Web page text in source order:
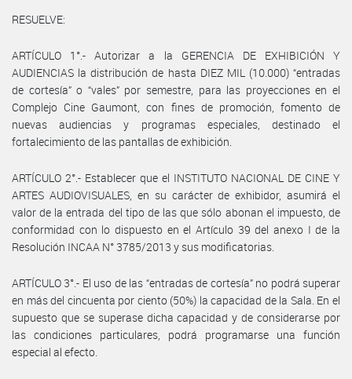
RESUELVE:
ARTÍCULO 1°.- Autorizar a la GERENCIA DE EXHIBICIÓN Y
AUDIENCIAS la distribución de hasta DIEZ MIL (10.000) “entradas
de cortesía” o “vales” por semestre, para las proyecciones en el
Complejo Cine Gaumont, con fines de promoción, fomento de
nuevas audiencias y programas especiales, destinado el
fortalecimiento de las pantallas de exhibición.
ARTÍCULO 2°.- Establecer que el INSTITUTO NACIONAL DE CINE Y
ARTES AUDIOVISUALES, en su carácter de exhibidor, asumirá el
valor de la entrada del tipo de las que sólo abonan el impuesto, de
conformidad con lo dispuesto en el Artículo 39 del anexo I de la
Resolución INCAA N° 3785/2013 y sus modificatorias.
ARTÍCULO 3°.- El uso de las “entradas de cortesía” no podrá superar
en más del cincuenta por ciento (50%) la capacidad de la Sala. En el
supuesto que se superase dicha capacidad y de considerarse por
las condiciones particulares, podrá programarse una función
especial al efecto.